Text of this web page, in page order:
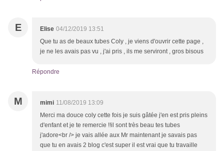
E Elise 04/12/2019 13:51
Que tu as de beaux tubes Coly , je viens d'ouvrir cette page ,
je ne les avais pas vu , j'ai pris , ils me serviront , gros bisous
Répondre
M mimi 11/08/2019 13:09
Merci ma douce coly cette fois je suis gâtée j'en est pris pleins
d'enfant et je te remercie !!il sont très beau tes tubes
j'adore<br /> je vais allée aux Mr maintenant je savais pas
que tu en avais 2 blog c'est super il est vrai que tu travaille